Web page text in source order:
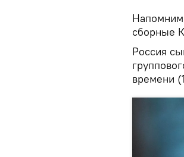
сборные
Россия
времени